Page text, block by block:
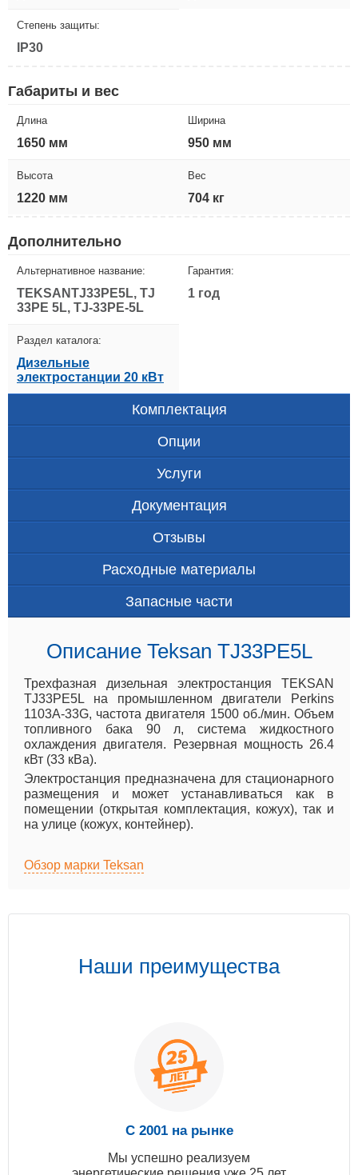
Степень защиты:
IP30
Габариты и вес
Длина
1650 мм
Ширина
950 мм
Высота
1220 мм
Вес
704 кг
Дополнительно
Альтернативное название:
TEKSANTJ33PE5L, TJ
33PE 5L, TJ-33PE-5L
Гарантия:
1 год
Раздел каталога:
Дизельные
электростанции 20 кВт
Комплектация
Опции
Услуги
Документация
Отзывы
Расходные материалы
Запасные части
Описание Teksan TJ33PE5L
Трехфазная дизельная электростанция TEKSAN
TJ33PE5L на промышленном двигатели Perkins
1103A-33G, частота двигателя 1500 об./мин. Объем
топливного бака 90 л, система жидкостного
охлаждения двигателя. Резервная мощность 26.4
кВт (33 кВа).
Электростанция предназначена для стационарного
размещения и может устанавливаться как в
помещении (открытая комплектация, кожух), так и
на улице (кожух, контейнер).
Обзор марки Teksan
Наши преимущества
С 2001 на рынке
Мы успешно реализуем